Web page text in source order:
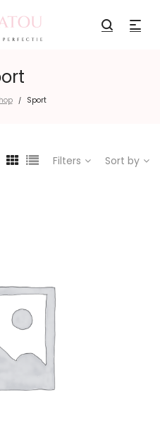
/ Sport
Filters Sort by